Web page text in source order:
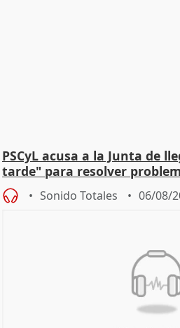
PSCyL acusa a la Junta de
tarde" para resolver
Sonido Totales 06/08/